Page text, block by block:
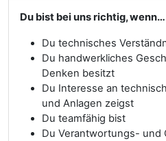
Du bist bei uns richtig, wenn…
Du technisches
Du handwerkliches
Denken besitzt
Du Interesse an
und Anlagen zeigst
Du teamfähig bist
Du Verantwortungs- und